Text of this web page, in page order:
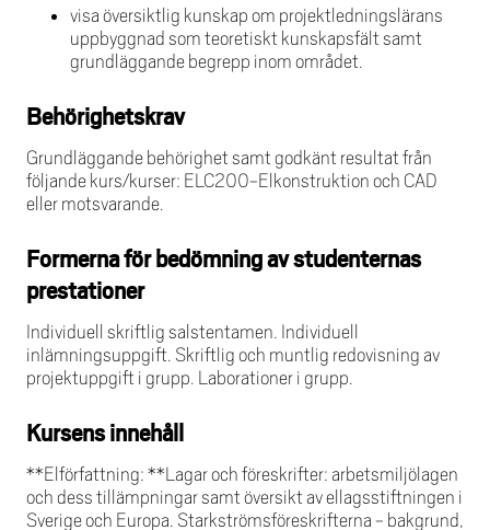
visa översiktlig kunskap om projektledningslärans
uppbyggnad som teoretiskt kunskapsfält samt
grundläggande begrepp inom området.
Behörighetskrav
Grundläggande behörighet samt godkänt resultat från
följande kurs/kurser: ELC200-Elkonstruktion och CAD
eller motsvarande.
Formerna för bedömning av studenternas
prestationer
Individuell skriftlig salstentamen. Individuell
inlämningsuppgift. Skriftlig och muntlig redovisning av
projektuppgift i grupp. Laborationer i grupp.
Kursens innehåll
**Elförfattning: **Lagar och föreskrifter: arbetsmiljölagen
och dess tillämpningar samt översikt av ellagsstiftningen i
Sverige och Europa. Starkströmsföreskrifterna - bakgrund,